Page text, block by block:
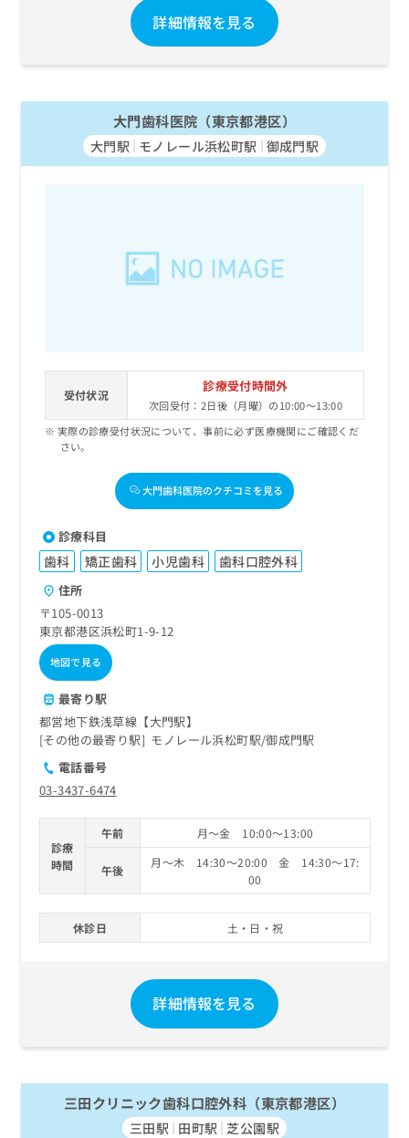
詳細情報を見る
大門歯科医院（東京都港区）
大門駅 モノレール浜松町駅 御成門駅
受付状況
診療受付時間外
次回受付：2日後（月曜）の10:00～13:00
実際の診療受付状況について、事前に必ず医療機関にご確認くだ
さい。
大門歯科医院のクチコミを見る
診療科目
歯科 矯正歯科 小児歯科 歯科口腔外科
住所
〒105-0013
東京都港区浜松町1-9-12
地図で見る
最寄り駅
都営地下鉄浅草線【大門駅】
その他の最寄り駅
モノレール浜松町駅 御成門駅
電話番号
03-3437-6474
診療
時間
午前 月～金 10:00～13:00
午後
月～木 14:30～20:00 金 14:30～17:
00
休診日 土・日・祝
詳細情報を見る
三田クリニック歯科口腔外科（東京都港区）
三田駅 田町駅 芝公園駅